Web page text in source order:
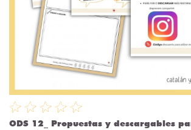
ODS 12_ Propuestas y descargables